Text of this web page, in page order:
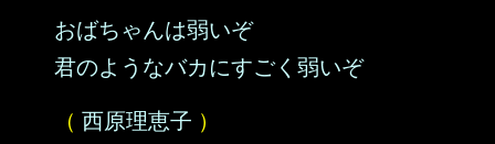
おばちゃんは弱いぞ
君のようなバカにすごく弱いぞ
（ 西原理恵子 ）